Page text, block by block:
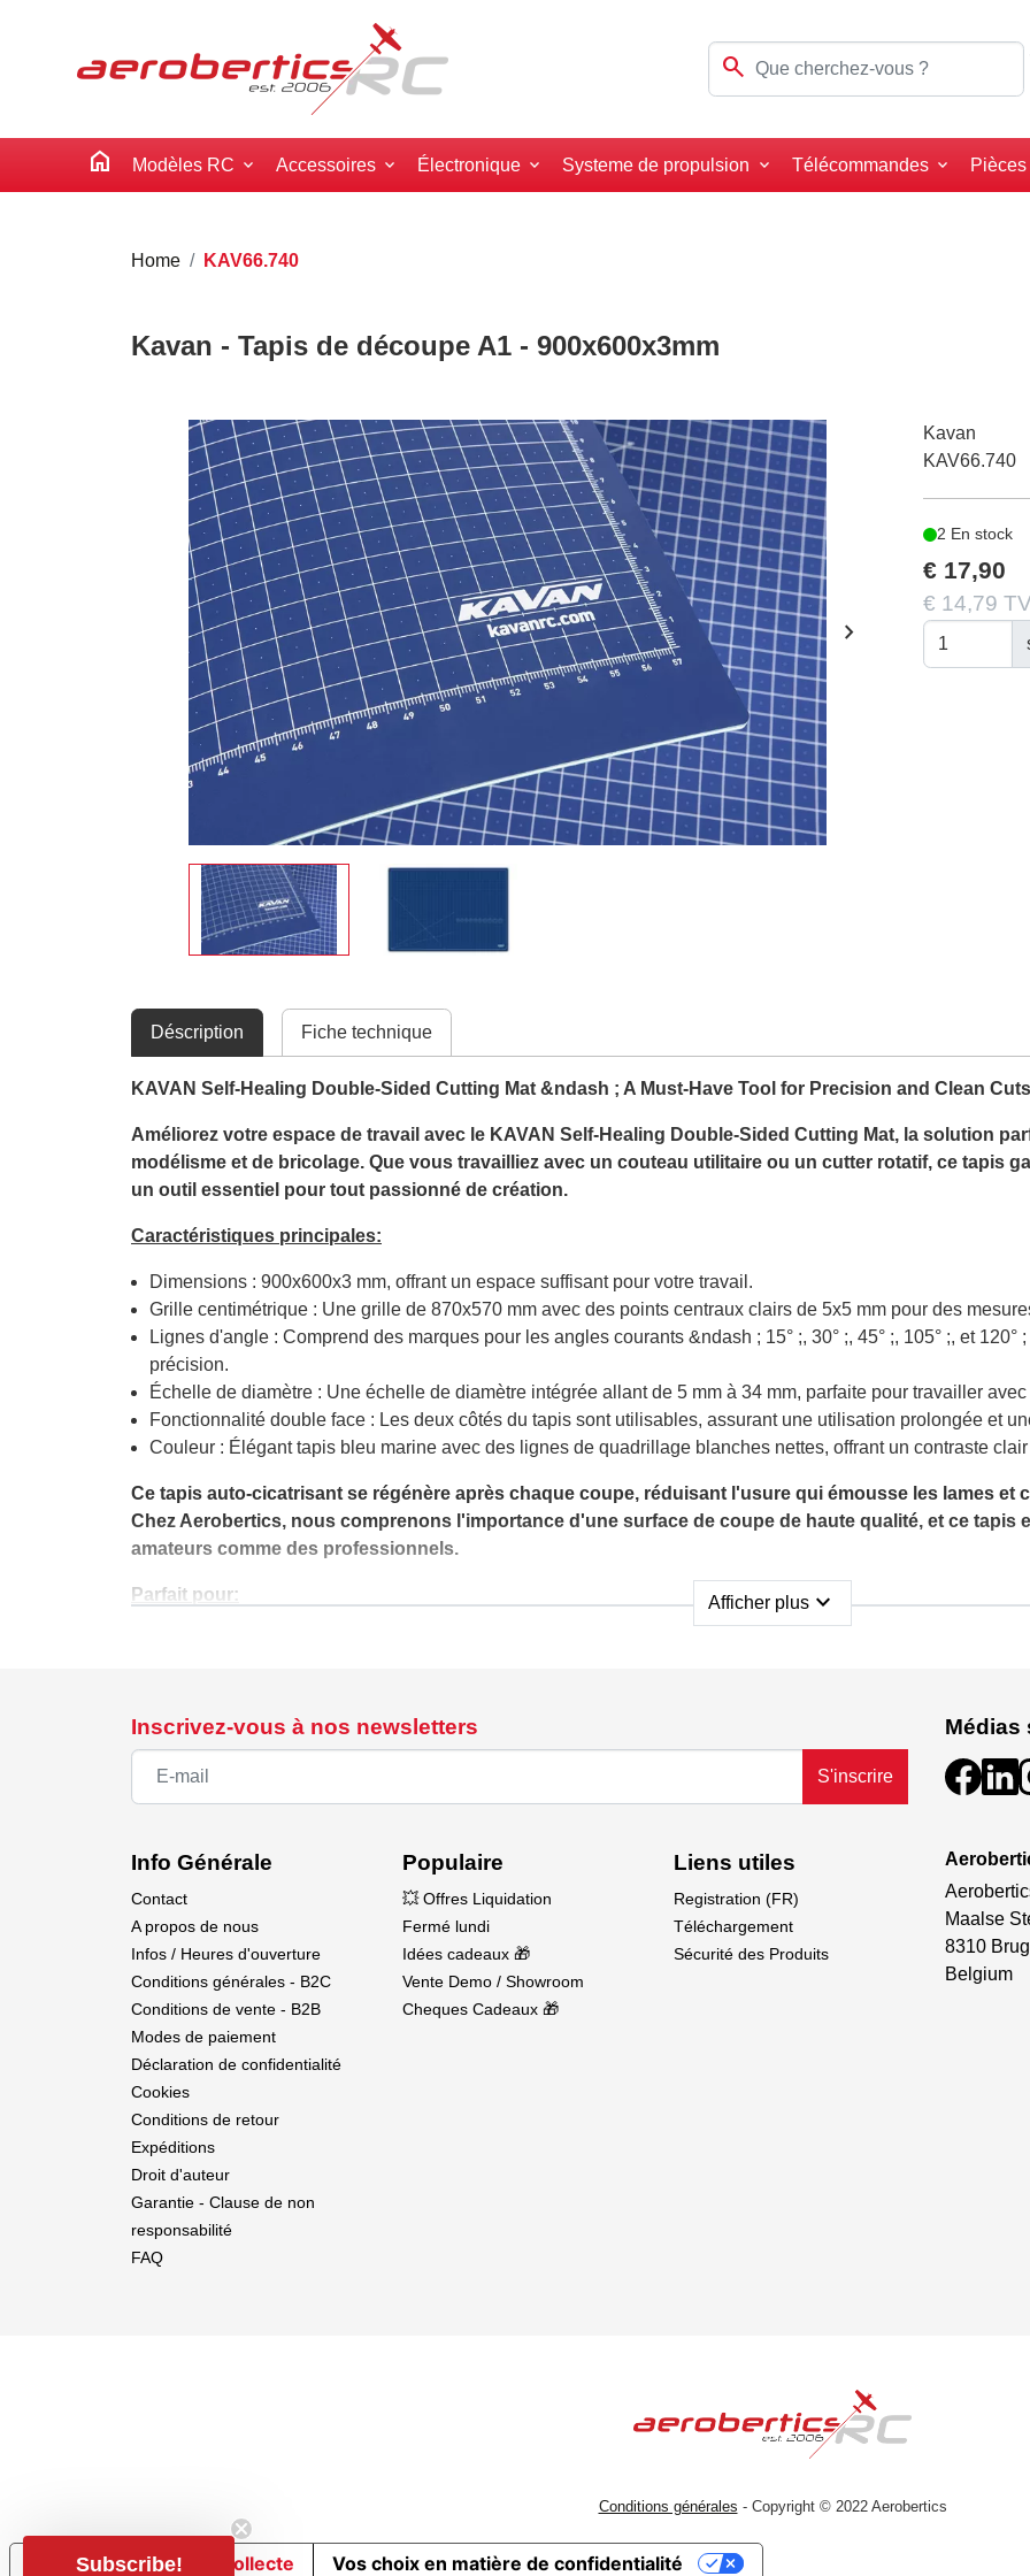
search
home Modèles RC Accessoires Électronique Systeme de propulsion Télécommandes
Home KAV66.740
Kavan - Tapis de découpe A1 - 900x600x3mm
chevron_right
Kavan
KAV66.740
2 En stock
€ 17,90
€ 14,79
Déscription Fiche technique
KAVAN Self-Healing Double-Sided Cutting Mat &ndash ; A Must-Have Tool for Precision and Clean Cuts
Améliorez votre espace de travail avec le KAVAN Self-Healing Double-Sided Cutting Mat, la solution
modélisme et de bricolage. Que vous travailliez avec un couteau utilitaire ou un cutter rotatif, ce tapis
un outil essentiel pour tout passionné de création.
Caractéristiques principales:
Dimensions : 900x600x3 mm, offrant un espace suffisant pour votre travail.
Grille centimétrique : Une grille de 870x570 mm avec des points centraux clairs de 5x5 mm pour des
Lignes d'angle : Comprend des marques pour les angles courants &ndash ; 15° ;, 30° ;, 45° ;, 105° ;, et
précision.
Échelle de diamètre : Une échelle de diamètre intégrée allant de 5 mm à 34 mm, parfaite pour travailler
Fonctionnalité double face : Les deux côtés du tapis sont utilisables, assurant une utilisation prolongée et
Couleur : Élégant tapis bleu marine avec des lignes de quadrillage blanches nettes, offrant un contraste
Ce tapis auto-cicatrisant se régénère après chaque coupe, réduisant l'usure qui émousse les lames et
Chez Aerobertics, nous comprenons l'importance d'une surface de coupe de haute qualité, et ce
amateurs comme des professionnels.
Parfait pour:
Artistes et designers
Portez votre précision de coupe à un niveau supérieur avec le tapis de coupe auto-cicatrisant KAVAN
Afficher plus expand_more
Inscrivez-vous à nos newsletters
S'inscrire
Médias
Info Générale
Contact
A propos de nous
Infos / Heures d'ouverture
Conditions générales - B2C
Conditions de vente - B2B
Modes de paiement
Déclaration de confidentialité
Cookies
Conditions de retour
Expéditions
Droit d'auteur
Garantie - Clause de non
responsabilité
FAQ
Populaire
💥 Offres Liquidation
Fermé lundi
Idées cadeaux 🎁
Vente Demo / Showroom
Cheques Cadeaux 🎁
Liens utiles
Registration (FR)
Téléchargement
Sécurité des Produits
Maalse
8310
Belgium
Conditions générales - Copyright © 2022 Aerobertics
Notification lors de la collecte Vos choix en matière de confidentialité
Subscribe!